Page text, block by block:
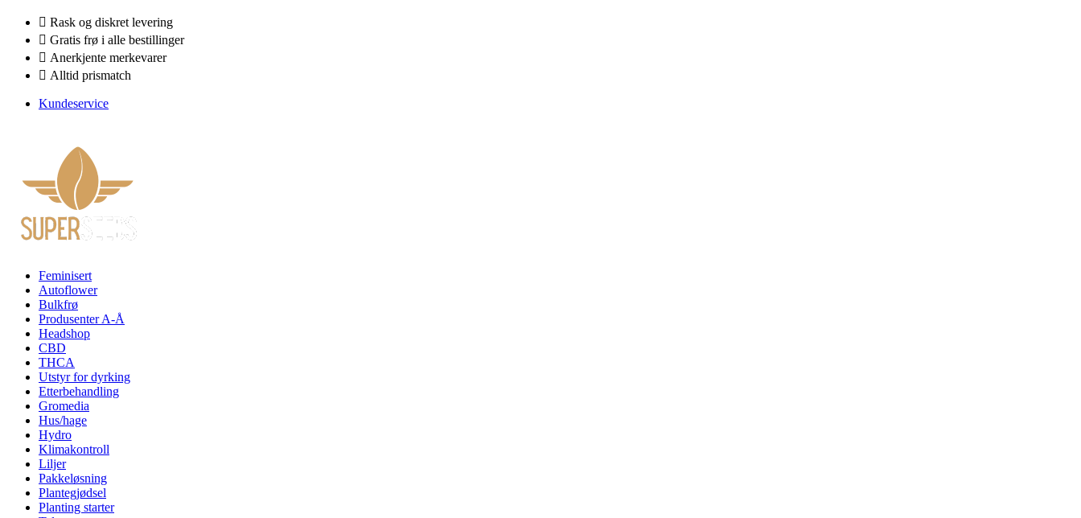
Rask og diskret levering
Gratis frø i alle bestillinger
Anerkjente merkevarer
Alltid prismatch
Kundeservice
Feminisert
Autoflower
Bulkfrø
Produsenter A-Å
Headshop
CBD
THCA
Utstyr for dyrking
Etterbehandling
Gromedia
Hus/hage
Hydro
Klimakontroll
Liljer
Pakkeløsning
Plantegjødsel
Planting starter